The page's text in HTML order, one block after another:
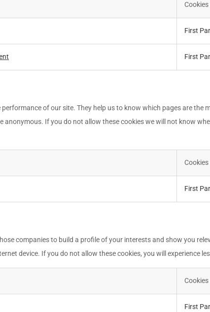
Cookies
First
First
of our site. They help us to know which pages are the
If you do not allow these cookies we will not know
Cookies
First
companies to build a profile of your interests and show you
device. If you do not allow these cookies, you will experience
Cookies
First